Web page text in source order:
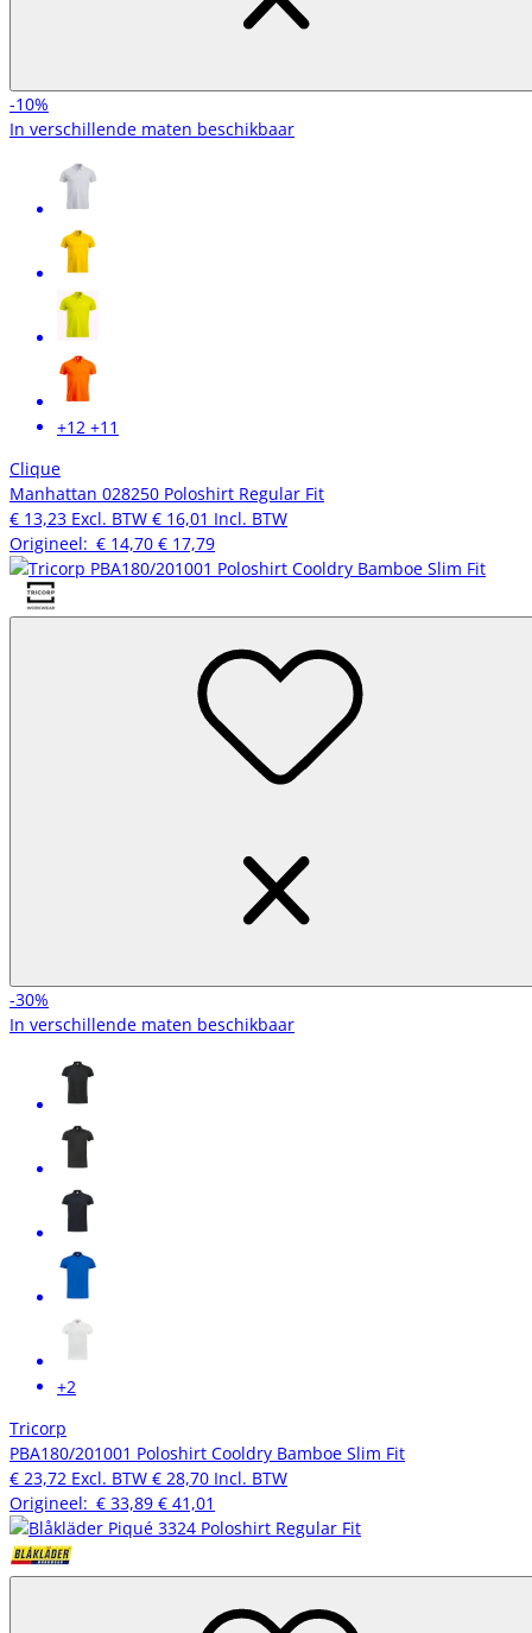
-10%
In verschillende maten beschikbaar
+12 +11
Clique
Manhattan 028250 Poloshirt Regular Fit
€ 13,23 Excl. BTW € 16,01 Incl. BTW
Origineel: € 14,70 € 17,79
-30%
In verschillende maten beschikbaar
+2
Tricorp
PBA180/201001 Poloshirt Cooldry Bamboe Slim Fit
€ 23,72 Excl. BTW € 28,70 Incl. BTW
Origineel: € 33,89 € 41,01